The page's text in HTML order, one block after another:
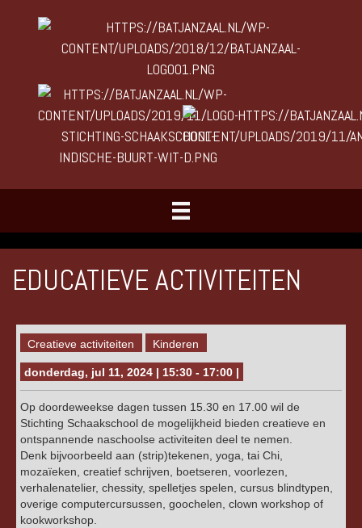
EDUCATIEVE ACTIVITEITEN
Creatieve activiteiten Kinderen
donderdag, jul 11, 2024 | 15:30 - 17:00 |
Op doordeweekse dagen tussen 15.30 en 17.00 wil de
Stichting Schaakschool de mogelijkheid bieden creatieve en
ontspannende naschoolse activiteiten deel te nemen.
Denk bijvoorbeeld aan (strip)tekenen, yoga, tai Chi,
mozaïeken, creatief schrijven, boetseren, voorlezen,
verhalenatelier, chessity, spelletjes spelen, cursus blindtypen,
overige computercursussen, goochelen, clown workshop of
kookworkshop.